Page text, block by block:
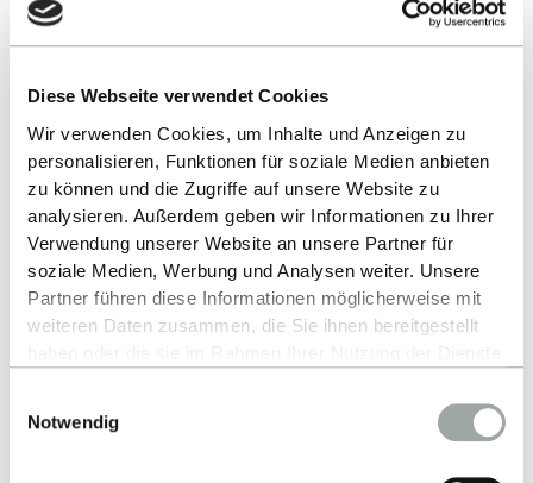
Diese Webseite verwendet Cookies
Wir verwenden Cookies, um Inhalte und Anzeigen zu
personalisieren, Funktionen für soziale Medien anbieten
zu können und die Zugriffe auf unsere Website zu
analysieren. Außerdem geben wir Informationen zu Ihrer
Verwendung unserer Website an unsere Partner für
soziale Medien, Werbung und Analysen weiter. Unsere
Partner führen diese Informationen möglicherweise mit
weiteren Daten zusammen, die Sie ihnen bereitgestellt
Alles zum Thema Cookies und personenbezogene
Datenverarbeitung entnehmen Sie unserer
Notwendig
Exzellente Lehre & Top Rankings
Anerkannter Abschluss im Ausland
Top Job-Chancen Regional &
International
Staatliche Hochschule Einfache